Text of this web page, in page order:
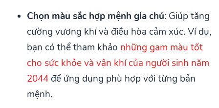
Chọn màu sắc hợp mệnh gia chủ: Giúp tăng
cường vượng khí và điều hòa cảm xúc. Ví dụ,
bạn có thể tham khảo những gam màu tốt
cho sức khỏe và vận khí của người sinh năm
2044 để ứng dụng phù hợp với từng bản
mệnh.